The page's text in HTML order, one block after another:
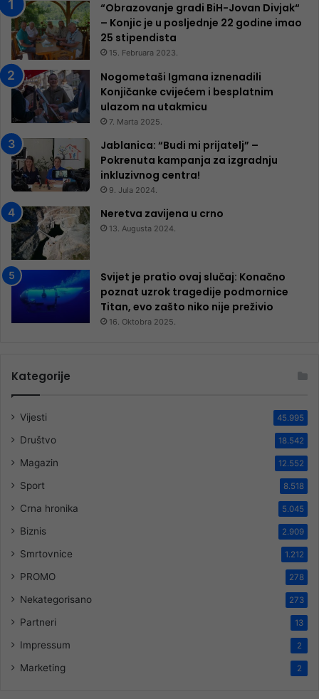
“Obrazovanje gradi BiH-Jovan Divjak“
– Konjic je u posljednje 22 godine imao
25 ​​stipendista
15. Februara 2023.
Nogometaši Igmana iznenadili
Konjičanke cvijećem i besplatnim
ulazom na utakmicu
7. Marta 2025.
Jablanica: “Budi mi prijatelj” –
Pokrenuta kampanja za izgradnju
inkluzivnog centra!
9. Jula 2024.
Neretva zavijena u crno
13. Augusta 2024.
Svijet je pratio ovaj slučaj: Konačno
poznat uzrok tragedije podmornice
Titan, evo zašto niko nije preživio
16. Oktobra 2025.
Kategorije
Vijesti 45.995
Društvo 18.542
Magazin 12.552
Sport 8.518
Crna hronika 5.045
Biznis 2.909
Smrtovnice 1.212
PROMO 278
Nekategorisano 273
Partneri 13
Impressum 2
Marketing 2